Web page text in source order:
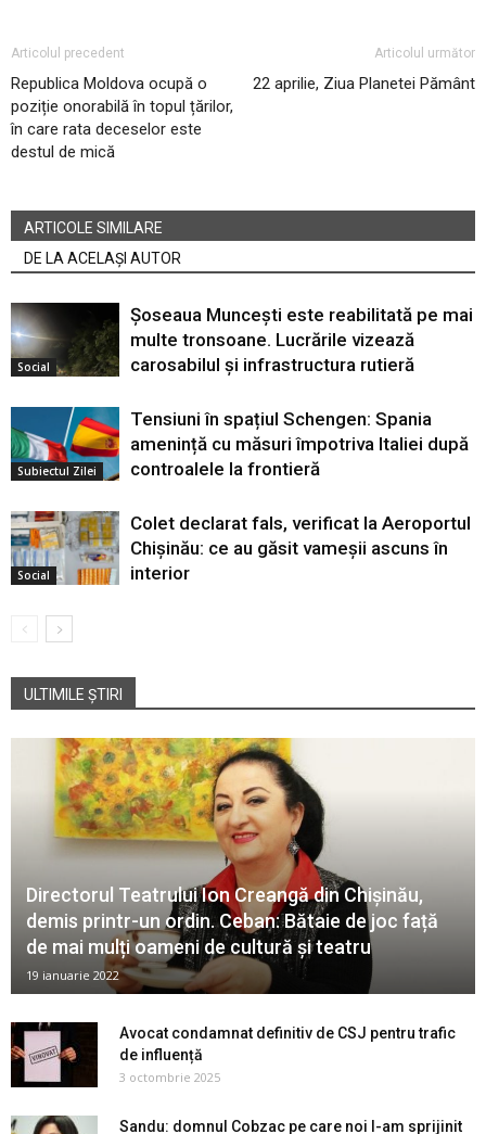
Articolul precedent
Republica Moldova ocupă o
poziție onorabilă în topul țărilor,
în care rata deceselor este
destul de mică
Articolul următor
22 aprilie, Ziua Planetei Pământ
ARTICOLE SIMILARE
DE LA ACELAȘI AUTOR
Social
Șoseaua Muncești este reabilitată pe mai
multe tronsoane. Lucrările vizează
carosabilul și infrastructura rutieră
Subiectul Zilei
Tensiuni în spațiul Schengen: Spania
amenință cu măsuri împotriva Italiei după
controalele la frontieră
Social
Colet declarat fals, verificat la Aeroportul
Chișinău: ce au găsit vameșii ascuns în
interior
ULTIMILE ȘTIRI
Directorul Teatrului Ion Creangă din Chișinău,
demis printr-un ordin. Ceban: Bătaie de joc față
de mai mulți oameni de cultură și teatru
19 ianuarie 2022
Avocat condamnat definitiv de CSJ pentru trafic
de influență
3 octombrie 2025
Sandu: domnul Cobzac pe care noi l-am sprijinit